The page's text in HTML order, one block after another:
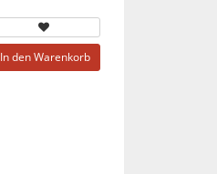
In den Warenkorb